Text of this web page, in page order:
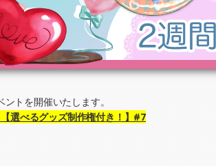
・PRイベント）
ー制作・PRイベント）
・PRイベント）
トを開催いたします。
選べるグッズ制作権付き！】#7